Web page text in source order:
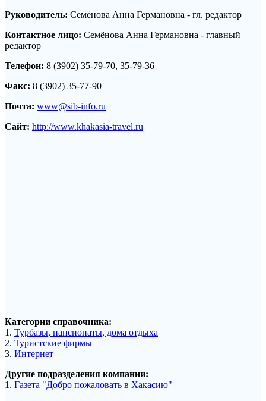
Руководитель: Семёнова Анна Германовна - гл. редактор
Контактное лицо: Семёнова Анна Германовна - главный
редактор
Телефон: 8 (3902) 35-79-70, 35-79-36
Факс: 8 (3902) 35-77-90
Почта: www@sib-info.ru
Сайт: http://www.khakasia-travel.ru
Категории справочника:
1. Турбазы, пансионаты, дома отдыха
2. Туристские фирмы
3. Интернет
Другие подразделения компании:
1. Газета "Добро пожаловать в Хакасию"